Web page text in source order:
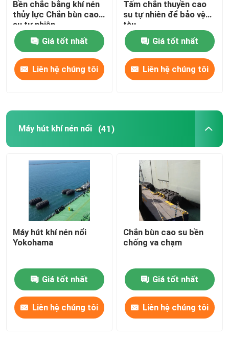
Bền chắc bằng khí nén
thủy lực Chắn bùn cao
su tự nhiên
Giá tốt nhất
Liên hệ chúng tôi
Tấm chắn thuyền cao
su tự nhiên để bảo vệ
tàu
Giá tốt nhất
Liên hệ chúng tôi
Máy hút khí nén nổi (41)
Máy hút khí nén nổi
Yokohama
Giá tốt nhất
Liên hệ chúng tôi
Chắn bùn cao su bền
chống va chạm
Giá tốt nhất
Liên hệ chúng tôi